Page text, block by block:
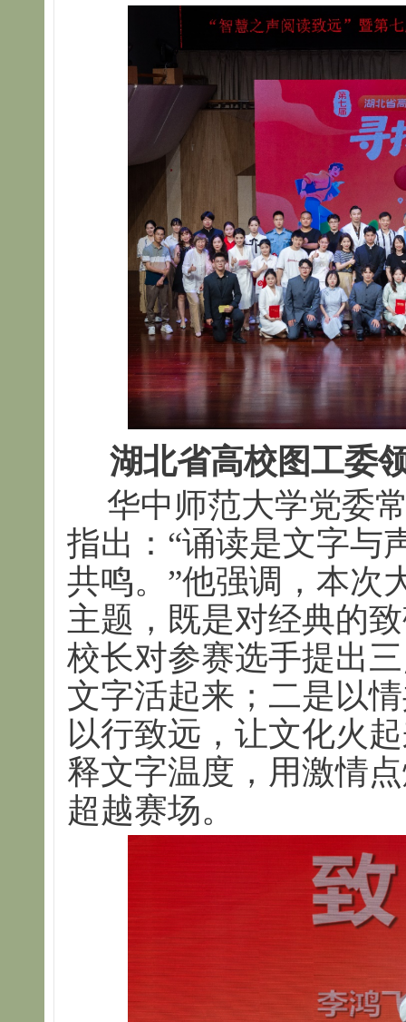
湖北省高校图工委
华中师范大学党委
指出：“诵读是文字与
共鸣。”他强调，本次
主题，既是对经典的
校长对参赛选手提出
文字活起来；二是以
以行致远，让文化火
释文字温度，用激情
超越赛场。